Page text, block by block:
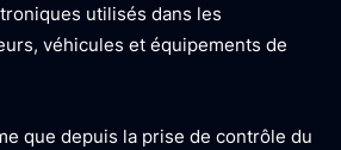
utilisés dans les
véhicules et équipements de
que depuis la prise de contrôle du